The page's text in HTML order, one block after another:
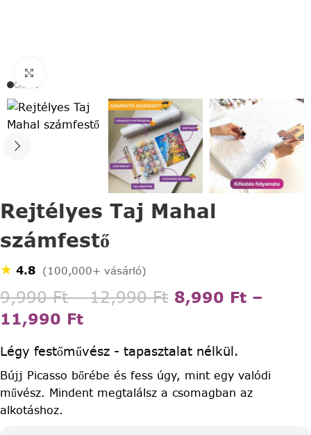
Rejtélyes Taj Mahal
számfestő
★ 4.8 (100,000+ vásárló)
9,990Ft – 12,990Ft 8,990 Ft –
11,990 Ft
Légy festőművész - tapasztalat nélkül.
Bújj Picasso bőrébe és fess úgy, mint egy valódi
művész. Mindent megtalálsz a csomagban az
alkotáshoz.